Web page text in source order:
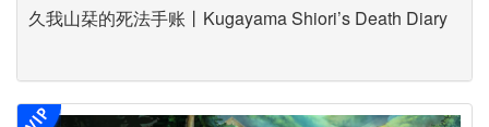
久我山栞的死法手账丨Kugayama Shiori’s Death Diary